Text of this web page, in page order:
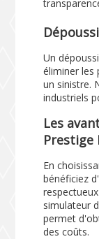
Un
éliminer les
un sinistre.
industriels
Les
Prestige
En
bénéficiez
simulateur
permet
des coûts.